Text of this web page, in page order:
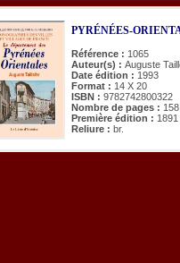
PYRÉNÉES-
Référence : 1065
Auteur(s) : Auguste
Date édition : 1993
Format : 14 X 20
ISBN : 9782742800322
Nombre de pages : 158
Première édition : 1891
Reliure : br.